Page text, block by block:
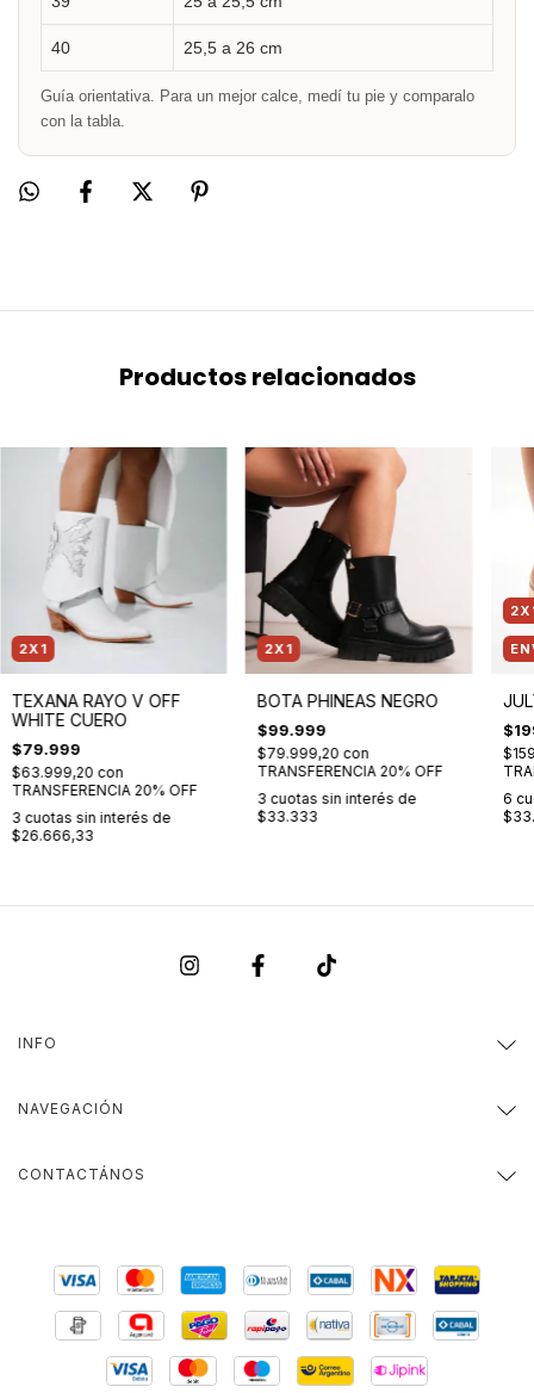
40 25,5 a 26 cm
Guía orientativa. Para un mejor calce, medí tu pie y comparalo
con la tabla.
Productos relacionados
2X1
TEXANA RAYO V OFF
WHITE CUERO
$79.999
$63.999,20 con
TRANSFERENCIA 20% OFF
3 cuotas sin interés de
$26.666,33
2X1
BOTA PHINEAS NEGRO
$99.999
$79.999,20 con
TRANSFERENCIA 20% OFF
3 cuotas sin interés de
$33.333
6
INFO
NAVEGACIÓN
CONTACTÁNOS